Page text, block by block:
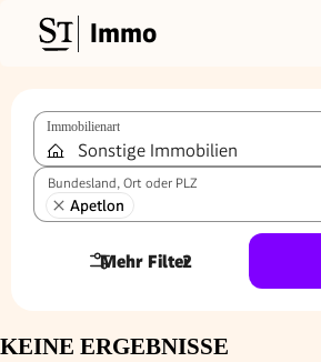
Immo
Immobilienart
Bundesland, Ort oder PLZ
Apetlon
Mehr Filter
2
KEINE ERGEBNISSE